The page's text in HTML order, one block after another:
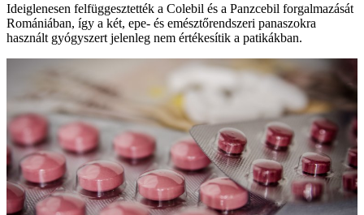
Ideiglenesen felfüggesztették a Colebil és a Panzcebil forgalmazását
Romániában, így a két, epe- és emésztőrendszeri panaszokra
használt gyógyszert jelenleg nem értékesítik a patikákban.